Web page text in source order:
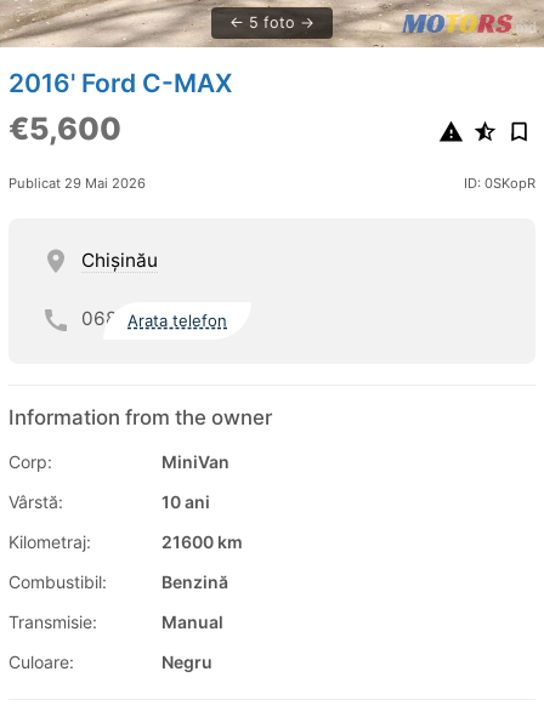
5 foto
2016' Ford C-MAX
€5,600
Publicat 29 Mai 2026 ID: 0SKopR
Chişinău
068 Arata telefon
Information from the owner
Corp:
MiniVan
Vârstă:
10 ani
Kilometraj:
21600 km
Combustibil:
Benzină
Transmisie:
Manual
Culoare:
Negru